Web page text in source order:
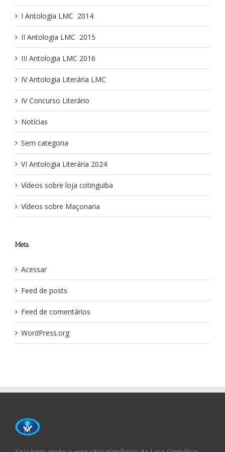
I Antologia LMC ­ 2014
II Antologia LMC ­ 2015
III Antologia LMC 2016
IV Antologia Literária LMC
IV Concurso Literário
Notícias
Sem categoria
VI Antologia Literária 2024
Vídeos sobre loja cotinguiba
Vídeos sobre Maçonaria
Meta
Acessar
Feed de posts
Feed de comentários
WordPress.org